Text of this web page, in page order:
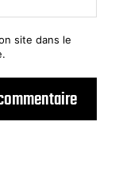
site dans le